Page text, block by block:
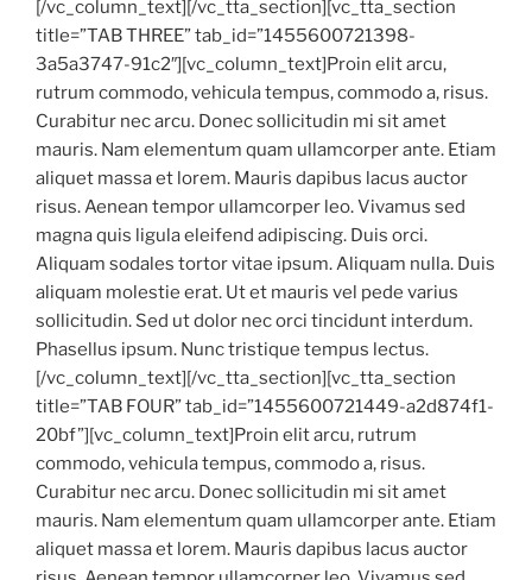
[/vc_column_text][/vc_tta_section][vc_tta_section
title=”TAB THREE” tab_id=”1455600721398-
3a5a3747-91c2″][vc_column_text]Proin elit arcu,
rutrum commodo, vehicula tempus, commodo a, risus.
Curabitur nec arcu. Donec sollicitudin mi sit amet
mauris. Nam elementum quam ullamcorper ante. Etiam
aliquet massa et lorem. Mauris dapibus lacus auctor
risus. Aenean tempor ullamcorper leo. Vivamus sed
magna quis ligula eleifend adipiscing. Duis orci.
Aliquam sodales tortor vitae ipsum. Aliquam nulla. Duis
aliquam molestie erat. Ut et mauris vel pede varius
sollicitudin. Sed ut dolor nec orci tincidunt interdum.
Phasellus ipsum. Nunc tristique tempus lectus.
[/vc_column_text][/vc_tta_section][vc_tta_section
title=”TAB FOUR” tab_id=”1455600721449-a2d874f1-
20bf”][vc_column_text]Proin elit arcu, rutrum
commodo, vehicula tempus, commodo a, risus.
Curabitur nec arcu. Donec sollicitudin mi sit amet
mauris. Nam elementum quam ullamcorper ante. Etiam
aliquet massa et lorem. Mauris dapibus lacus auctor